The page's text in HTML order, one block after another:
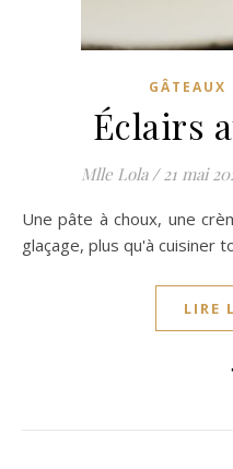
Éclairs
Mlle Lola / 21 mai
Une pâte à choux, une crème pâtissière au chocolat et un
glaçage, plus qu'à cuisiner
LIRE